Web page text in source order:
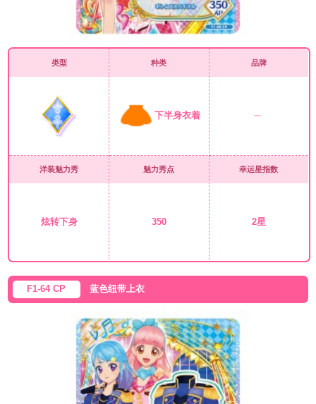
类型 种类
下半身衣着
品牌
洋装魅力秀
炫转下身
魅力秀点
350
幸运星指数
2星
F1-64 CP 蓝色纽带上衣